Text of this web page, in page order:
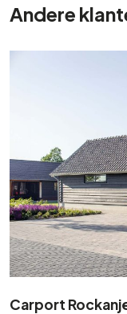
Andere
Carport